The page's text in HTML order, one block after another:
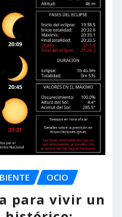
OCIO
para vivir un